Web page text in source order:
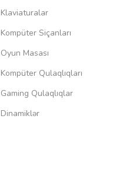
Klaviaturalar
Kompüter Siçanları
Oyun Masası
Kompüter Qulaqlıqları
Gaming Qulaqlıqlar
Dinamiklər